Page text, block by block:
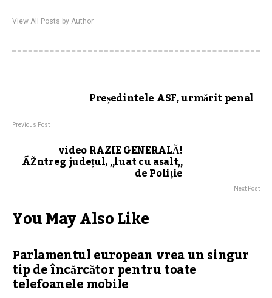
View All Posts by Author
Președintele ASF, urmărit penal
Previous Post
video RAZIE GENERALĂ!
ÃŽntreg județul, „luat cu asalt„
de Poliție
Next Post
You May Also Like
Parlamentul european vrea un singur
tip de încărcător pentru toate
telefoanele mobile